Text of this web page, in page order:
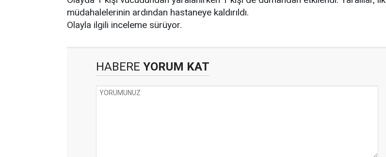
müdahalelerinin ardından hastaneye kaldırıldı.
Olayla ilgili inceleme sürüyor.
HABERE YORUM KAT